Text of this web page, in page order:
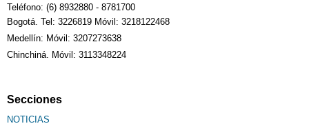
Sudoku
Teléfono: (6) 8932880 - 8781700
Bogotá. Tel: 3226819 Móvil: 3218122468
Medellín: Móvil: 3207273638
Chinchiná. Móvil: 3113348224
Secciones
NOTICIAS